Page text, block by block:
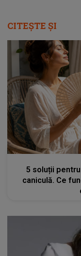
CITEȘTE ȘI
5 soluții
caniculă. Ce